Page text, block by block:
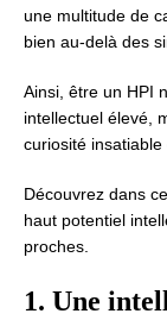
une multitude de
bien au-delà des
Ainsi, être un HPI
intellectuel élevé,
curiosité
Découvrez dans
haut potentiel
proches.
1. Une